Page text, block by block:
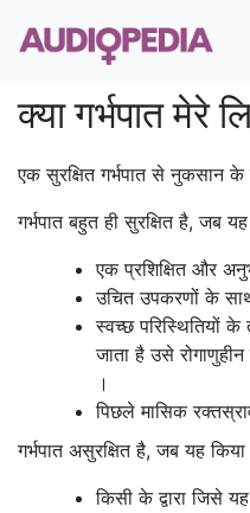
क्या गर्भपात मेरे
एक सुरक्षित गर्भपात से नुकसान
गर्भपात बहुत ही सुरक्षित है, जब
एक प्रशिक्षित और
उचित उपकरणों के
स्वच्छ परिस्थितियों
जाता है उसे रोगाणुहीन
।
पिछले मासिक
गर्भपात असुरक्षित है, जब यह
किसी के द्वारा जिसे